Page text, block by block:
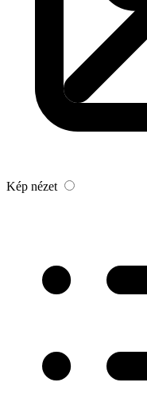
Kép nézet